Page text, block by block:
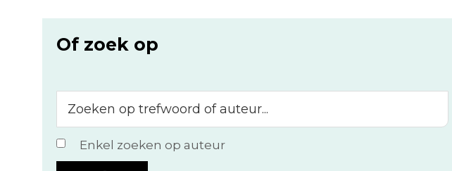
Of zoek op
op
trefwoord
of
auteur...
Enkel zoeken op auteur